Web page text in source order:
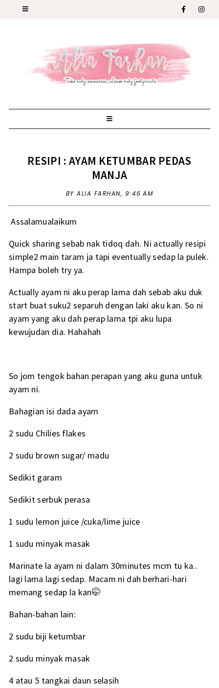
RESIPI : AYAM KETUMBAR PEDAS
MANJA
BY ALIA FARHAN, 9:46 AM
Assalamualaikum
Quick sharing sebab nak tidoq dah. Ni actually resipi
simple2 main taram ja tapi eventually sedap la pulek.
Hampa boleh try ya.
Actually ayam ni aku perap lama dah sebab aku duk
start buat suku2 separuh dengan laki aku kan. So ni
ayam yang aku dah perap lama tpi aku lupa
kewujudan dia. Hahahah
So jom tengok bahan perapan yang aku guna untuk
ayam ni.
Bahagian isi dada ayam
2 sudu Chilies flakes
2 sudu brown sugar/ madu
Sedikit garam
Sedikit serbuk perasa
1 sudu lemon juice /cuka/lime juice
1 sudu minyak masak
Marinate la ayam ni dalam 30minutes mcm tu ka..
lagi lama lagi sedap. Macam ni dah berhari-hari
memang sedap la kan🤭
Bahan-bahan lain:
2 sudu biji ketumbar
2 sudu minyak masak
4 atau 5 tangkai daun selasih